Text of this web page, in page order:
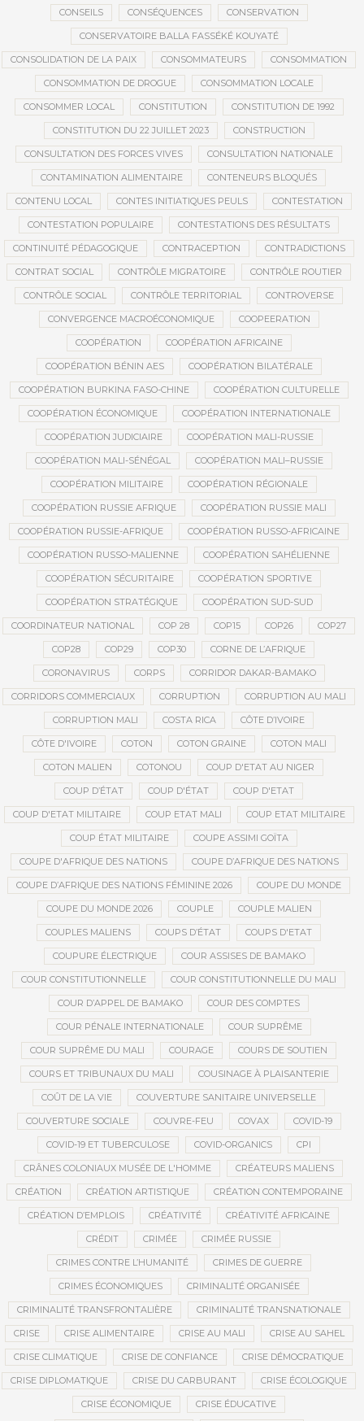
CONSEILS CONSÉQUENCES CONSERVATION
CONSERVATOIRE BALLA FASSÉKÉ KOUYATÉ
CONSOLIDATION DE LA PAIX CONSOMMATEURS CONSOMMATION
CONSOMMATION DE DROGUE CONSOMMATION LOCALE
CONSOMMER LOCAL CONSTITUTION CONSTITUTION DE 1992
CONSTITUTION DU 22 JUILLET 2023 CONSTRUCTION
CONSULTATION DES FORCES VIVES CONSULTATION NATIONALE
CONTAMINATION ALIMENTAIRE CONTENEURS BLOQUÉS
CONTENU LOCAL CONTES INITIATIQUES PEULS CONTESTATION
CONTESTATION POPULAIRE CONTESTATIONS DES RÉSULTATS
CONTINUITÉ PÉDAGOGIQUE CONTRACEPTION CONTRADICTIONS
CONTRAT SOCIAL CONTRÔLE MIGRATOIRE CONTRÔLE ROUTIER
CONTRÔLE SOCIAL CONTRÔLE TERRITORIAL CONTROVERSE
CONVERGENCE MACROÉCONOMIQUE COOPEERATION
COOPÉRATION COOPÉRATION AFRICAINE
COOPÉRATION BÉNIN AES COOPÉRATION BILATÉRALE
COOPÉRATION BURKINA FASO-CHINE COOPÉRATION CULTURELLE
COOPÉRATION ÉCONOMIQUE COOPÉRATION INTERNATIONALE
COOPÉRATION JUDICIAIRE COOPÉRATION MALI-RUSSIE
COOPÉRATION MALI-SÉNÉGAL COOPÉRATION MALI–RUSSIE
COOPÉRATION MILITAIRE COOPÉRATION RÉGIONALE
COOPÉRATION RUSSIE AFRIQUE COOPÉRATION RUSSIE MALI
COOPÉRATION RUSSIE-AFRIQUE COOPÉRATION RUSSO-AFRICAINE
COOPÉRATION RUSSO-MALIENNE COOPÉRATION SAHÉLIENNE
COOPÉRATION SÉCURITAIRE COOPÉRATION SPORTIVE
COOPÉRATION STRATÉGIQUE COOPÉRATION SUD-SUD
COORDINATEUR NATIONAL COP 28 COP15 COP26 COP27
COP28 COP29 COP30 CORNE DE L’AFRIQUE
CORONAVIRUS CORPS CORRIDOR DAKAR-BAMAKO
CORRIDORS COMMERCIAUX CORRUPTION CORRUPTION AU MALI
CORRUPTION MALI COSTA RICA CÔTE D’IVOIRE
CÔTE D'IVOIRE COTON COTON GRAINE COTON MALI
COTON MALIEN COTONOU COUP D'ETAT AU NIGER
COUP D’ÉTAT COUP D'ÉTAT COUP D'ETAT
COUP D'ETAT MILITAIRE COUP ETAT MALI COUP ETAT MILITAIRE
COUP ÉTAT MILITAIRE COUPE ASSIMI GOÏTA
COUPE D'AFRIQUE DES NATIONS COUPE D’AFRIQUE DES NATIONS
COUPE D’AFRIQUE DES NATIONS FÉMININE 2026 COUPE DU MONDE
COUPE DU MONDE 2026 COUPLE COUPLE MALIEN
COUPLES MALIENS COUPS D’ÉTAT COUPS D'ETAT
COUPURE ÉLECTRIQUE COUR ASSISES DE BAMAKO
COUR CONSTITUTIONNELLE COUR CONSTITUTIONNELLE DU MALI
COUR D’APPEL DE BAMAKO COUR DES COMPTES
COUR PÉNALE INTERNATIONALE COUR SUPRÊME
COUR SUPRÊME DU MALI COURAGE COURS DE SOUTIEN
COURS ET TRIBUNAUX DU MALI COUSINAGE À PLAISANTERIE
COÛT DE LA VIE COUVERTURE SANITAIRE UNIVERSELLE
COUVERTURE SOCIALE COUVRE-FEU COVAX COVID-19
COVID-19 ET TUBERCULOSE COVID-ORGANICS CPI
CRÂNES COLONIAUX MUSÉE DE L'HOMME CRÉATEURS MALIENS
CRÉATION CRÉATION ARTISTIQUE CRÉATION CONTEMPORAINE
CRÉATION D’EMPLOIS CRÉATIVITÉ CRÉATIVITÉ AFRICAINE
CRÉDIT CRIMÉE CRIMÉE RUSSIE
CRIMES CONTRE L’HUMANITÉ CRIMES DE GUERRE
CRIMES ÉCONOMIQUES CRIMINALITÉ ORGANISÉE
CRIMINALITÉ TRANSFRONTALIÈRE CRIMINALITÉ TRANSNATIONALE
CRISE CRISE ALIMENTAIRE CRISE AU MALI CRISE AU SAHEL
CRISE CLIMATIQUE CRISE DE CONFIANCE CRISE DÉMOCRATIQUE
CRISE DIPLOMATIQUE CRISE DU CARBURANT CRISE ÉCOLOGIQUE
CRISE ÉCONOMIQUE CRISE ÉDUCATIVE